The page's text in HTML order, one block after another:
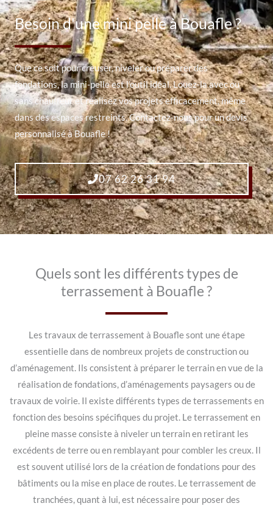
Besoin d'une mini pelle à Bouafle ?
Que ce soit pour creuser, niveler ou préparer des
fondations, la mini-pelle est l’outil idéal. Louez-la avec ou
sans chauffeur et réalisez vos projets efficacement, même
dans des espaces restreints. Contactez-nous pour un devis
personnalisé à Bouafle !
07 62 26 31 94
Quels sont les différents types de
terrassement à Bouafle ?
Les travaux de terrassement à Bouafle sont une étape
essentielle dans de nombreux projets de construction ou
d’aménagement. Ils consistent à préparer le terrain en vue de la
réalisation de fondations, d’aménagements paysagers ou de
travaux de voirie. Il existe différents types de terrassements en
fonction des besoins spécifiques du projet. Le terrassement en
pleine masse consiste à niveler un terrain en retirant les
excédents de terre ou en remblayant pour combler les creux. Il
est souvent utilisé lors de la création de fondations pour des
bâtiments ou la mise en place de routes. Le terrassement de
tranchées, quant à lui, est nécessaire pour poser des